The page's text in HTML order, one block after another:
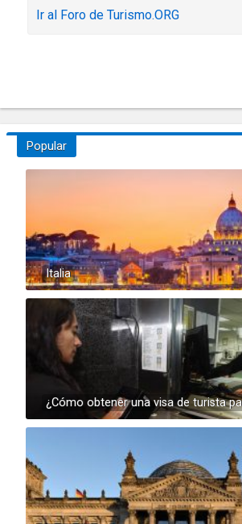
Ir al Foro de Turismo.ORG
Popular
Italia
¿Cómo obtener una visa de turista